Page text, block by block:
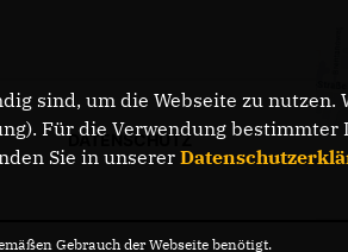
DATENSCHUTZ
sind, um die Webseite zu
Für die Verwendung
Sie in unserer
Gebrauch der Webseite benötigt.